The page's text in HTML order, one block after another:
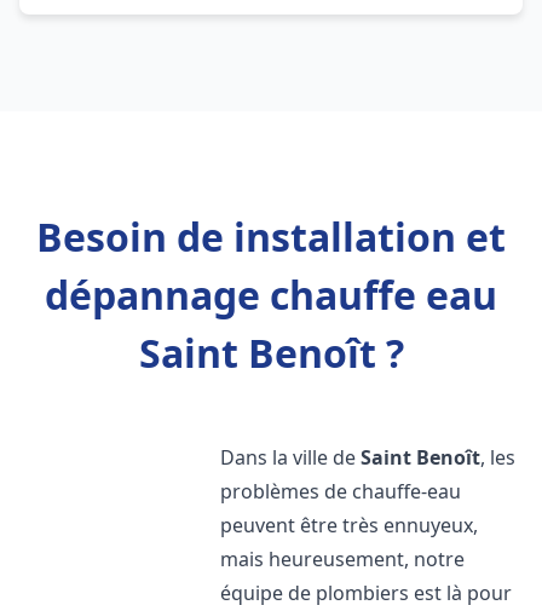
Besoin de installation et
dépannage chauffe eau
Saint Benoît ?
Dans la ville deSaint Benoît, les
problèmes de chauffe-eau
peuvent être très ennuyeux,
mais heureusement, notre
équipe de plombiers est là pour